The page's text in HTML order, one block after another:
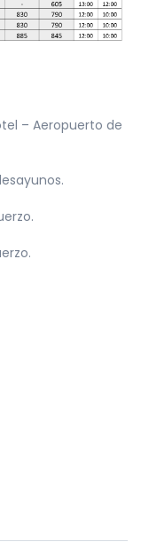
– Aeropuerto de